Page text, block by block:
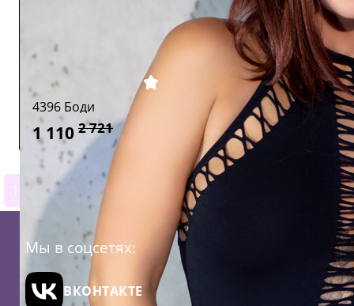
4396 Боди
1 110 2 721
1 2 4 7 11
Мы в соцсетях:
ВКОНТАКТЕ